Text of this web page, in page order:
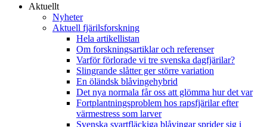
Aktuellt
Nyheter
Aktuell fjärilsforskning
Hela artikellistan
Om forskningsartiklar och referenser
Varför förlorade vi tre svenska dagfjärilar?
Slingrande slåtter ger större variation
En öländsk blåvingehybrid
Det nya normala får oss att glömma hur det var
Fortplantningsproblem hos rapsfjärilar efter
värmestress som larver
Svenska svartfläckiga blåvingar sprider sig i